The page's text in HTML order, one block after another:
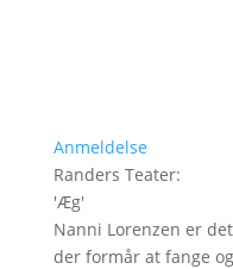
Anmeldelse
Randers Teater:
'Æg'
Nanni Lorenzen er
der formår at fange